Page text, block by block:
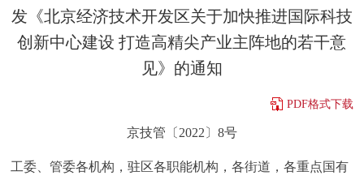
政务服务
法人服务
投资项目
中介服务 阳光政务
发《北京经济技术开发区关于加快推进国际科技
创新中心建设 打造高精尖产业主阵地的若干意
见》的通知
PDF格式下载
京技管〔2022〕8号
工委、管委各机构，驻区各职能机构，各街道，各重点国有